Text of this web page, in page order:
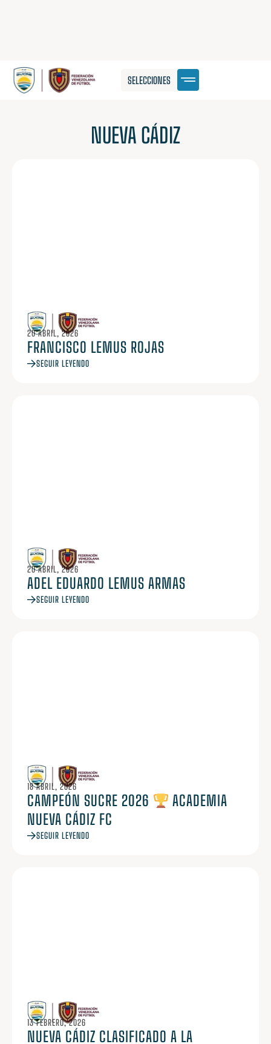
SELECCIONES
NUEVA CÁDIZ
20 ABRIL, 2026
FRANCISCO LEMUS ROJAS
SEGUIR LEYENDO
20 ABRIL, 2026
ADEL EDUARDO LEMUS ARMAS
SEGUIR LEYENDO
18 ABRIL, 2026
CAMPEÓN SUCRE 2026
ACADEMIA
NUEVA CÁDIZ FC
SEGUIR LEYENDO
13 FEBRERO, 2026
NUEVA CÁDIZ CLASIFICADO A LA